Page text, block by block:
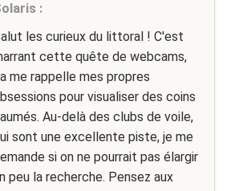
:
les curieux du littoral ! C'est
cette quête de webcams,
me rappelle mes propres
pour visualiser des coins
Au-delà des clubs de voile,
sont une excellente piste, je me
si on ne pourrait pas élargir
peu la recherche. Pensez aux